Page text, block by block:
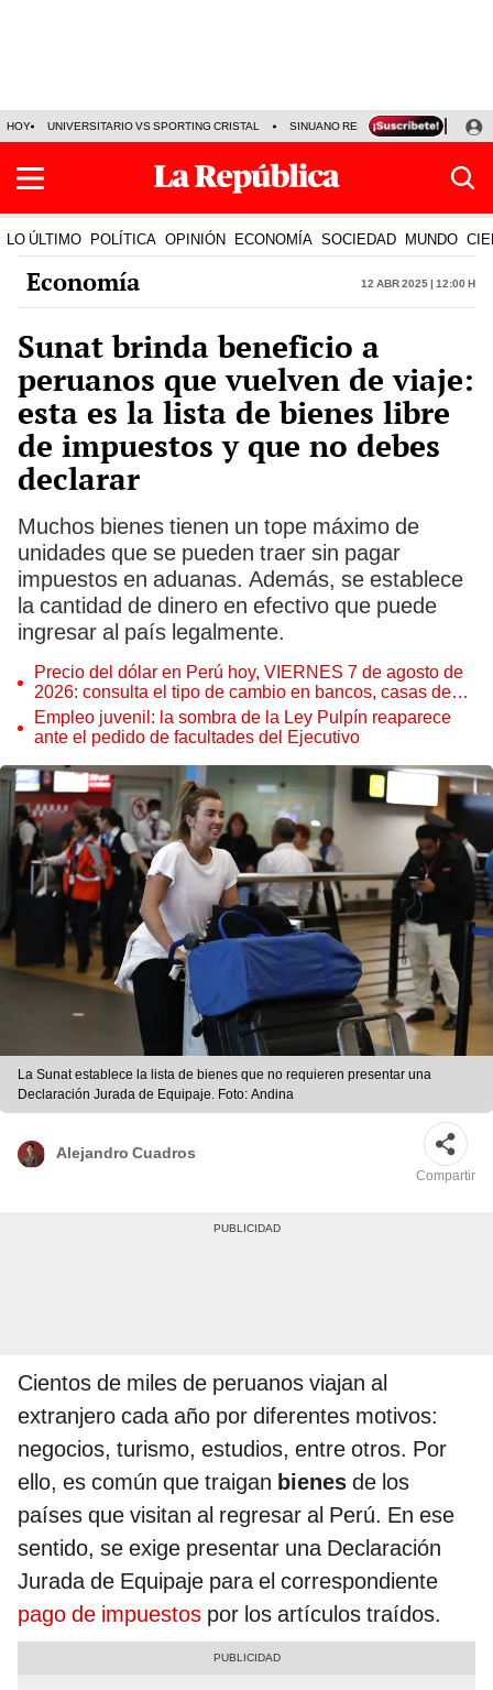
HOY UNIVERSITARIO VS SPORTING CRISTAL SINUANO RESULTADOS HOY
LO ÚLTIMO POLÍTICA OPINIÓN ECONOMÍA SOCIEDAD MUNDO
Economía 12 Abr 2025 | 12:00 h
Sunat brinda beneficio a
peruanos que vuelven de viaje:
esta es la lista de bienes libre
de impuestos y que no debes
declarar
Muchos bienes tienen un tope máximo de
unidades que se pueden traer sin pagar
impuestos en aduanas. Además, se establece
la cantidad de dinero en efectivo que puede
ingresar al país legalmente.
Precio del dólar en Perú hoy, VIERNES 7 de agosto de
2026: consulta el tipo de cambio en bancos, casas de
cambio y plataformas digitales
Empleo juvenil: la sombra de la Ley Pulpín reaparece
ante el pedido de facultades del Ejecutivo
La Sunat establece la lista de bienes que no requieren presentar una
Declaración Jurada de Equipaje. Foto: Andina
Alejandro Cuadros
Compartir
Cientos de miles de peruanos viajan al
extranjero cada año por diferentes motivos:
negocios, turismo, estudios, entre otros. Por
ello, es común que traigan bienes de los
países que visitan al regresar al Perú. En ese
sentido, se exige presentar una Declaración
Jurada de Equipaje para el correspondiente
pago de impuestos por los artículos traídos.